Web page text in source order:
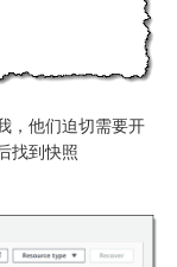
，他们迫切需要开
找到快照